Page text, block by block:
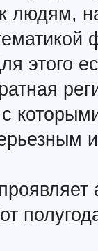
людям,
этого